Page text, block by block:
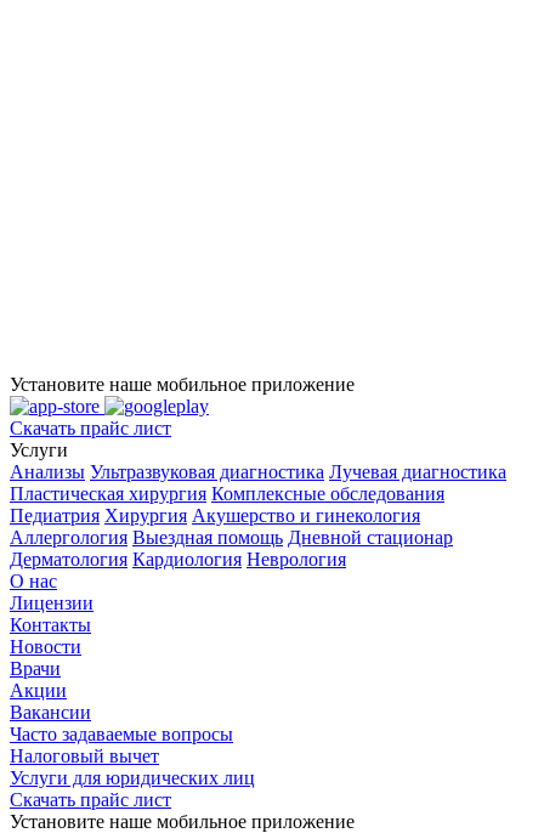
Установите наше мобильное приложение
Скачать прайс лист
Услуги
Анализы Ультразвуковая диагностика Лучевая диагностика
Пластическая хирургия Комплексные обследования
Педиатрия Хирургия Акушерство и гинекология
Аллергология Выездная помощь Дневной стационар
Дерматология Кардиология Неврология
О нас
Лицензии
Контакты
Новости
Врачи
Акции
Вакансии
Часто задаваемые вопросы
Налоговый вычет
Услуги для юридических лиц
Скачать прайс лист
Установите наше мобильное приложение